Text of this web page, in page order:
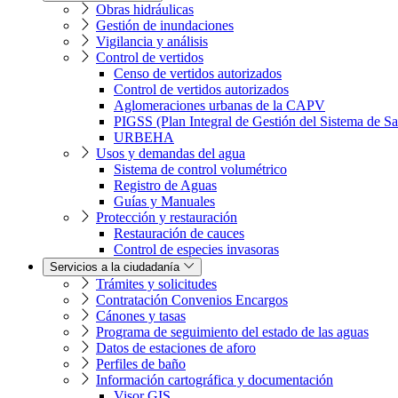
Obras hidráulicas
Gestión de inundaciones
Vigilancia y análisis
Control de vertidos
Censo de vertidos autorizados
Control de vertidos autorizados
Aglomeraciones urbanas de la CAPV
PIGSS (Plan Integral de Gestión del Sistema de
URBEHA
Usos y demandas del agua
Sistema de control volumétrico
Registro de Aguas
Guías y Manuales
Protección y restauración
Restauración de cauces
Control de especies invasoras
Servicios a la ciudadanía
Trámites y solicitudes
Contratación Convenios Encargos
Cánones y tasas
Programa de seguimiento del estado de las aguas
Datos de estaciones de aforo
Perfiles de baño
Información cartográfica y documentación